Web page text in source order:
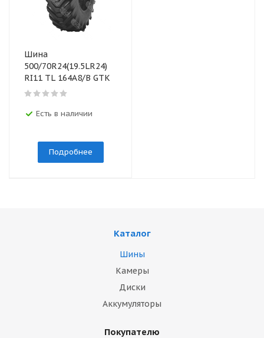
Шина
500/70R24(19.5LR24)
RI11 TL 164A8/В GTK
Есть в наличии
Подробнее
Каталог
Шины
Камеры
Диски
Аккумуляторы
Покупателю